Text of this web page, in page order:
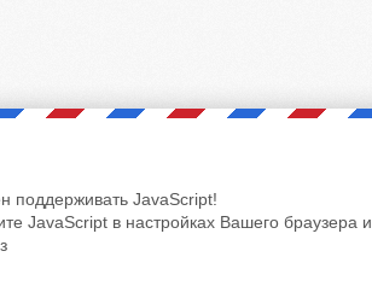
поддерживать JavaScript!
JavaScript в настройках Вашего браузера и